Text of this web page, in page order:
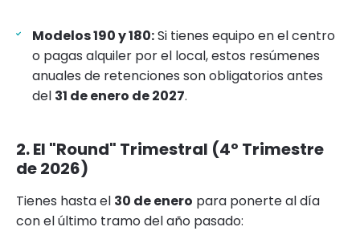
Modelos 190 y 180:Si tienes equipo en el centro
o pagas alquiler por el local, estos resúmenes
anuales de retenciones son obligatorios antes
del 31 de enero de 2027.
2. El "Round" Trimestral (4º Trimestre
de 2026)
Tienes hasta el 30 de enero para ponerte al día
con el último tramo del año pasado: